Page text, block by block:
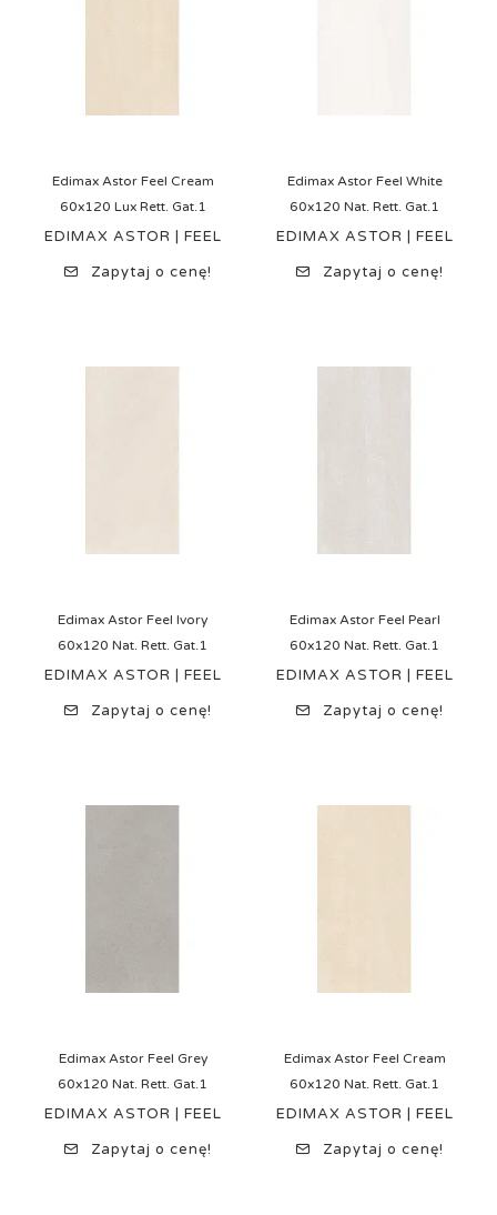
Edimax Astor Feel Cream
60x120 Lux Rett. Gat.1
EDIMAX ASTOR | FEEL
Zapytaj o cenę!
Edimax Astor Feel White
60x120 Nat. Rett. Gat.1
EDIMAX ASTOR | FEEL
Zapytaj o cenę!
Edimax Astor Feel Ivory
60x120 Nat. Rett. Gat.1
EDIMAX ASTOR | FEEL
Zapytaj o cenę!
Edimax Astor Feel Pearl
60x120 Nat. Rett. Gat.1
EDIMAX ASTOR | FEEL
Zapytaj o cenę!
Edimax Astor Feel Grey
60x120 Nat. Rett. Gat.1
EDIMAX ASTOR | FEEL
Zapytaj o cenę!
Edimax Astor Feel Cream
60x120 Nat. Rett. Gat.1
EDIMAX ASTOR | FEEL
Zapytaj o cenę!